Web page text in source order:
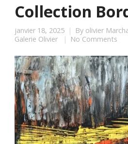
Collection
janvier 18, 2025 By olivier
Galerie Olivier
No Comments